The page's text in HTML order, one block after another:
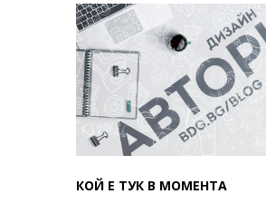
КОЙ Е ТУК В МОМЕНТА